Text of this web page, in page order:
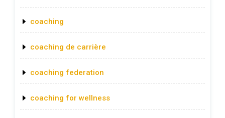
coaching
coaching de carrière
coaching federation
coaching for wellness